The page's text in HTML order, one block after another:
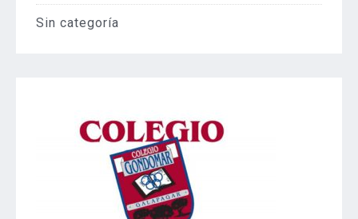
Sin categoría